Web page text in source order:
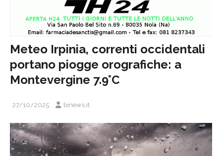
Meteo Irpinia, correnti occidentali
portano piogge orografiche: a
Montevergine 7.9°C
27/10/2025 binews.it